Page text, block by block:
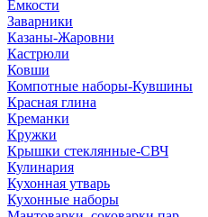
Емкости
Заварники
Казаны-Жаровни
Кастрюли
Ковши
Компотные наборы-Кувшины
Красная глина
Креманки
Кружки
Крышки стеклянные-СВЧ
Кулинария
Кухонная утварь
Кухонные наборы